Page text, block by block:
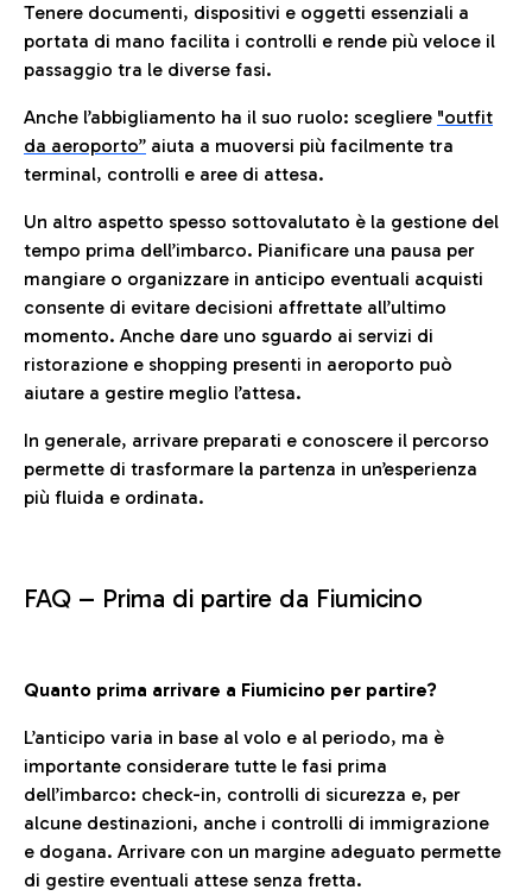
Tenere documenti, dispositivi e oggetti essenziali a
portata di mano facilita i controlli e rende più veloce il
passaggio tra le diverse fasi.
Anche l’abbigliamento ha il suo ruolo: scegliere "outfit
da aeroporto” aiuta a muoversi più facilmente tra
terminal, controlli e aree di attesa.
Un altro aspetto spesso sottovalutato è la gestione del
tempo prima dell’imbarco. Pianificare una pausa per
mangiare o organizzare in anticipo eventuali acquisti
consente di evitare decisioni affrettate all’ultimo
momento. Anche dare uno sguardo ai servizi di
ristorazione e shopping presenti in aeroporto può
aiutare a gestire meglio l’attesa.
In generale, arrivare preparati e conoscere il percorso
permette di trasformare la partenza in un’esperienza
più fluida e ordinata.
FAQ – Prima di partire da Fiumicino
Quanto prima arrivare a Fiumicino per partire?
L’anticipo varia in base al volo e al periodo, ma è
importante considerare tutte le fasi prima
dell’imbarco: check-in, controlli di sicurezza e, per
alcune destinazioni, anche i controlli di immigrazione
e dogana. Arrivare con un margine adeguato permette
di gestire eventuali attese senza fretta.